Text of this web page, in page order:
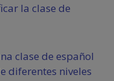
la clase de
clase de español
diferentes niveles